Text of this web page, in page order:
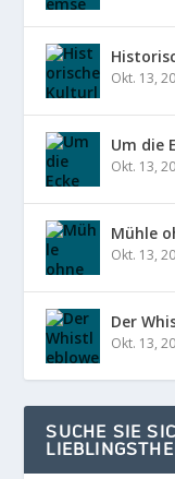
Okt. 13,
Um die
Okt. 13,
Mühle
Okt. 13,
Der
Okt. 13,
SUCHE SIE